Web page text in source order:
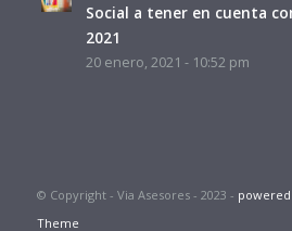
Social a tener en cuenta
2021
20 enero, 2021 - 10:52 pm
© Copyright - Via Asesores - 2023 -
Theme